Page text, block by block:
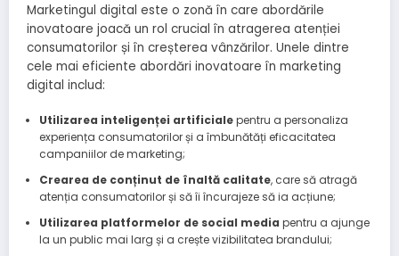
Marketingul digital este o zonă în care abordările
inovatoare joacă un rol crucial în atragerea atenției
consumatorilor și în creșterea vânzărilor. Unele dintre
cele mai eficiente abordări inovatoare în marketing
digital includ:
Utilizarea inteligenței artificialepentru a personaliza
experiența consumatorilor și a îmbunătăți eficacitatea
campaniilor de marketing;
Crearea de conținut de înaltă calitate, care să atragă
atenția consumatorilor și să îi încurajeze să ia acțiune;
Utilizarea platformelor de social media pentru a ajunge
la un public mai larg și a crește vizibilitatea brandului;